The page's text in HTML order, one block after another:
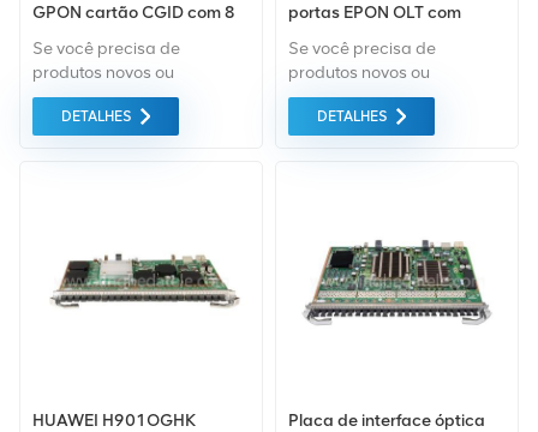
GPON cartão CGID com 8
Se você precisa de
produtos novos ou
renovados, leva em
consideração garantia
apenas equipamentos de
possível.
DETALHES
portas EPON OLT com
aplicável à série Huawei
MA5800
Se você precisa de
produtos novos ou
renovados, leva em
consideração garantia
apenas equipamentos de
fornecido ao melhor preço
possível.
DETALHES
HUAWEI H901OGHK
Placa de interface óptica